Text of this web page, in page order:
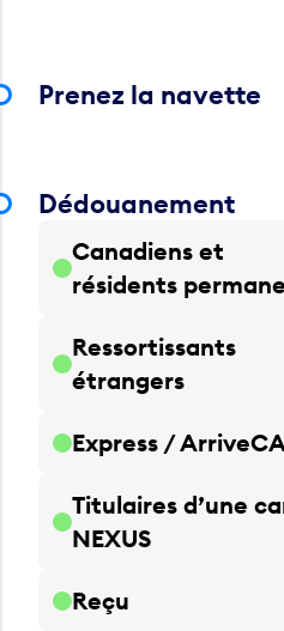
Prenez la navette
Dédouanement
Canadiens et
résidents
Ressortissants
étrangers
Express /
Titulaires d’une
NEXUS
Reçu